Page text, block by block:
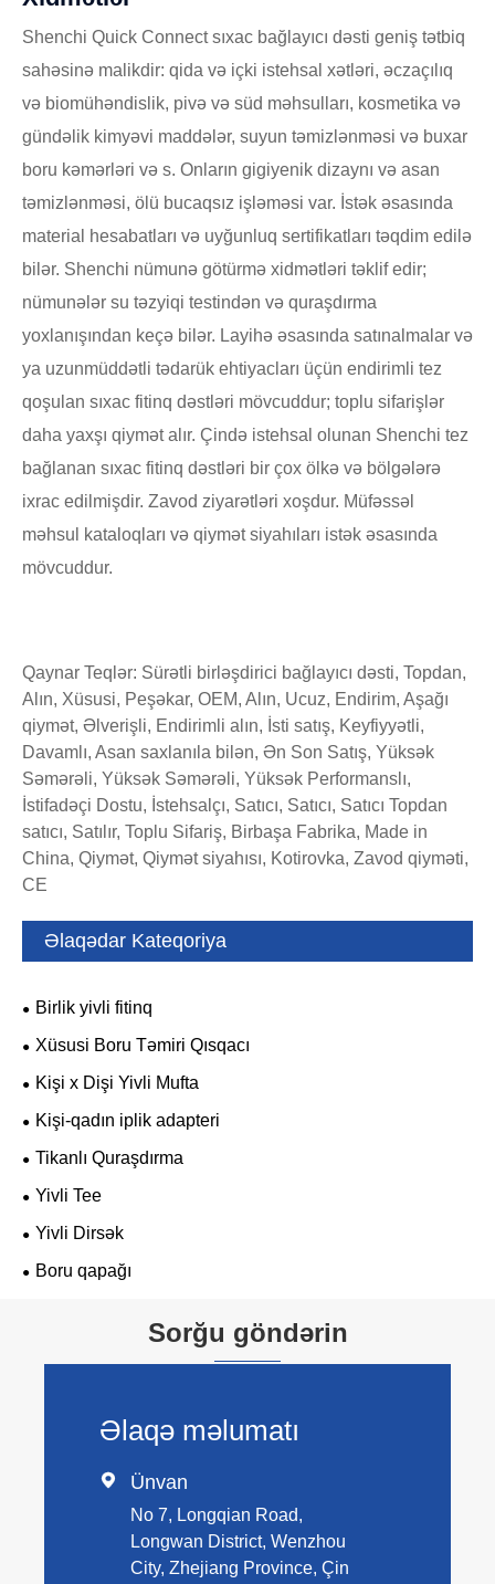
Shenchi Quick Connect sıxac bağlayıcı dəsti geniş tətbiq
sahəsinə malikdir: qida və içki istehsal xətləri, əczaçılıq
və biomühəndislik, pivə və süd məhsulları, kosmetika və
gündəlik kimyəvi maddələr, suyun təmizlənməsi və buxar
boru kəmərləri və s. Onların gigiyenik dizaynı və asan
təmizlənməsi, ölü bucaqsız işləməsi var. İstək əsasında
material hesabatları və uyğunluq sertifikatları təqdim edilə
bilər. Shenchi nümunə götürmə xidmətləri təklif edir;
nümunələr su təzyiqi testindən və quraşdırma
yoxlanışından keçə bilər. Layihə əsasında satınalmalar və
ya uzunmüddətli tədarük ehtiyacları üçün endirimli tez
qoşulan sıxac fitinq dəstləri mövcuddur; toplu sifarişlər
daha yaxşı qiymət alır. Çində istehsal olunan Shenchi tez
bağlanan sıxac fitinq dəstləri bir çox ölkə və bölgələrə
ixrac edilmişdir. Zavod ziyarətləri xoşdur. Müfəssəl
məhsul kataloqları və qiymət siyahıları istək əsasında
mövcuddur.
Qaynar Teqlər: Sürətli birləşdirici bağlayıcı dəsti, Topdan,
Alın, Xüsusi, Peşəkar, OEM, Alın, Ucuz, Endirim, Aşağı
qiymət, Əlverişli, Endirimli alın, İsti satış, Keyfiyyətli,
Davamlı, Asan saxlanıla bilən, Ən Son Satış, Yüksək
Səmərəli, Yüksək Səmərəli, Yüksək Performanslı,
İstifadəçi Dostu, İstehsalçı, Satıcı, Satıcı, Satıcı Topdan
satıcı, Satılır, Toplu Sifariş, Birbaşa Fabrika, Made in
China, Qiymət, Qiymət siyahısı, Kotirovka, Zavod qiyməti,
CE
Əlaqədar Kateqoriya
Birlik yivli fitinq
Xüsusi Boru Təmiri Qısqacı
Kişi x Dişi Yivli Mufta
Kişi-qadın iplik adapteri
Tikanlı Quraşdırma
Yivli Tee
Yivli Dirsək
Boru qapağı
Sorğu göndərin
Əlaqə məlumatı
 Ünvan
No 7, Longqian Road,
Longwan District, Wenzhou
City, Zhejiang Province, Çin